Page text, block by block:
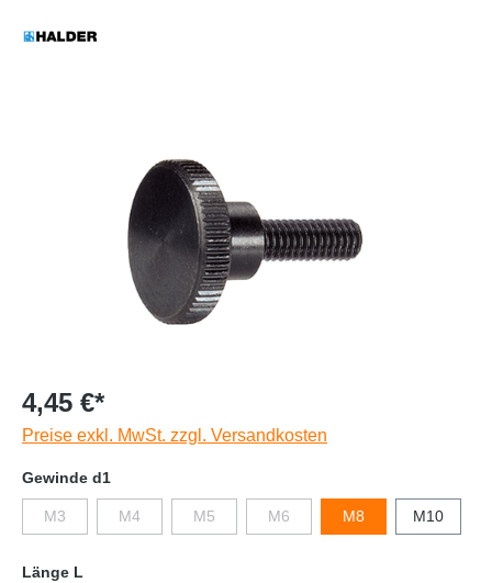
4,45 €*
Preise exkl. MwSt. zzgl. Versandkosten
Gewinde d1
M3 M4 M5 M6 M8 M10
Länge L